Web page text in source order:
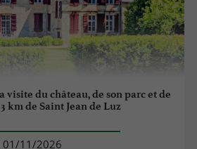
du château, de son parc et de
km de Saint Jean de Luz
11/2026